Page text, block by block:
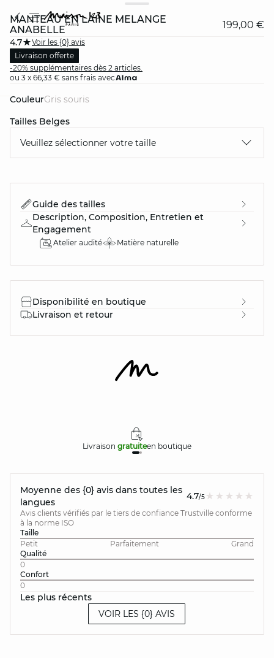
MANTEAU EN LAINE MÉLANGÉ
ANABELLE
199,00 €
4.7
Voir les {0} avis
Livraison offerte
-20% supplémentaires dès 2 articles.
ou 3 x 66,33 € sans frais avec
Couleur
gris souris
Tailles Belges
Veuillez sélectionner votre taille
Guide des tailles
Description, Composition, Entretien et
Engagement
Atelier audité Matière naturelle
Disponibilité en boutique
Livraison et retour
Livraison gratuiteen boutique
Moyenne des {0} avis dans toutes les
langues
4.7/5
Avis clients vérifiés par le tiers de confiance Trustville conforme
à la norme ISO
Taille
Petit
Parfaitement
Grand
Qualité
0
Confort
0
Les plus récents
VOIR LES {0} AVIS